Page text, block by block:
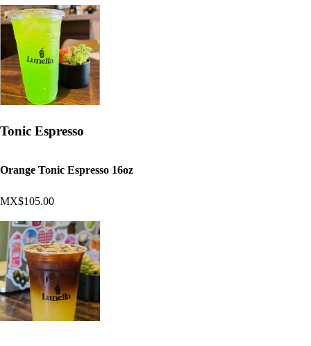
Tonic Espresso
Orange Tonic Espresso 16oz
MX$105.00